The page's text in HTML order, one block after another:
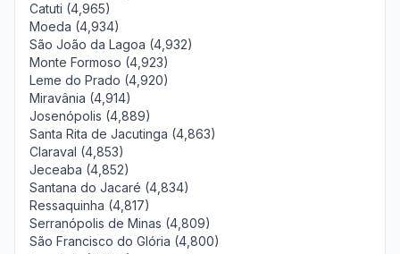
Catuti (4,965)
Moeda (4,934)
São João da Lagoa (4,932)
Monte Formoso (4,923)
Leme do Prado (4,920)
Miravânia (4,914)
Josenópolis (4,889)
Santa Rita de Jacutinga (4,863)
Claraval (4,853)
Jeceaba (4,852)
Santana do Jacaré (4,834)
Ressaquinha (4,817)
Serranópolis de Minas (4,809)
São Francisco do Glória (4,800)